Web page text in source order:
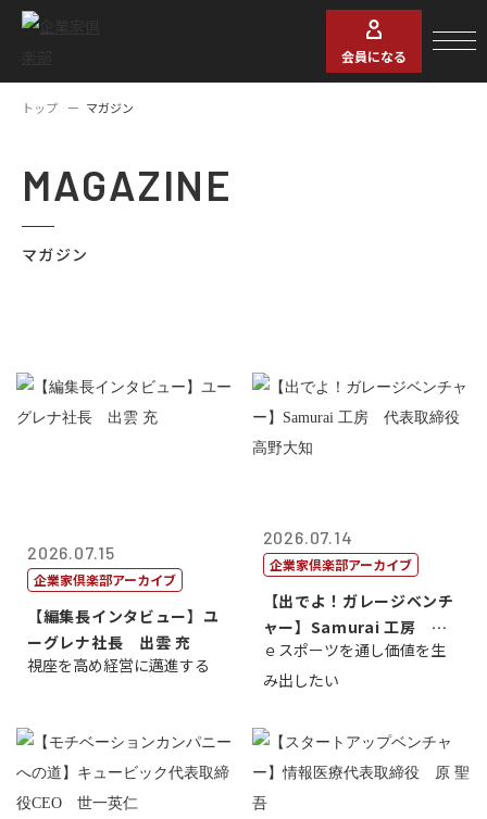
会員になる
トップ マガジン
MAGAZINE
マガジン
2026.07.15
企業家倶楽部アーカイブ
【編集長インタビュー】ユ
ーグレナ社長 出雲 充
視座を高め経営に邁進する
2026.07.14
企業家倶楽部アーカイブ
【出でよ！ガレージベンチ
ャー】Samurai 工房 代
表取締...
ｅスポーツを通し価値を生
み出したい